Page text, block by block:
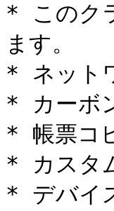
* このク
ます。
* ネット
* カーボ
* 帳票コ
* カスタ
* デバイ